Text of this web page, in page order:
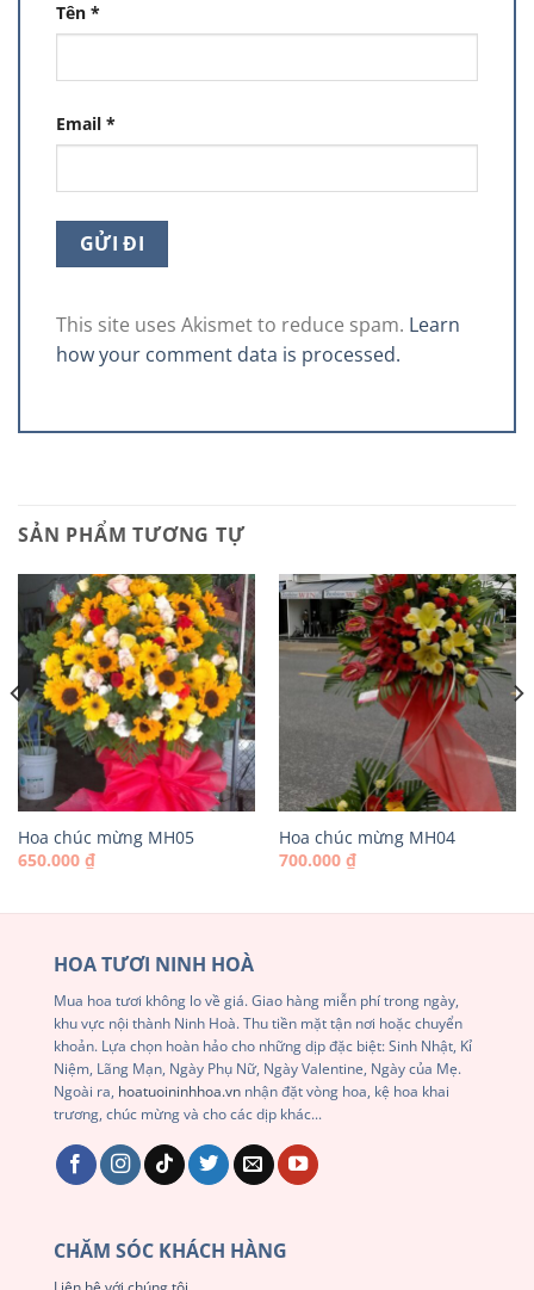
Tên *
Email *
This site uses Akismet to reduce spam. Learn
how your comment data is processed.
SẢN PHẨM TƯƠNG TỰ
Hoa chúc mừng MH05
650.000 ₫
Hoa chúc mừng MH04
700.000 ₫
HOA TƯƠI NINH HOÀ
Mua hoa tươi không lo về giá. Giao hàng miễn phí trong ngày,
khu vực nội thành Ninh Hoà. Thu tiền mặt tận nơi hoặc chuyển
khoản. Lựa chọn hoàn hảo cho những dịp đặc biệt: Sinh Nhật, Kỉ
Niệm, Lãng Mạn, Ngày Phụ Nữ, Ngày Valentine, Ngày của Mẹ.
Ngoài ra, hoatuoininhhoa.vn nhận đặt vòng hoa, kệ hoa khai
trương, chúc mừng và cho các dịp khác...
CHĂM SÓC KHÁCH HÀNG